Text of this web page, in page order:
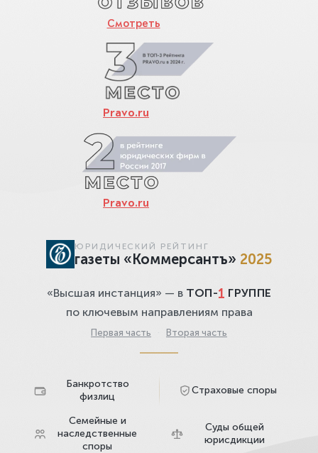
Смотреть
Pravo.ru
Pravo.ru
ЮРИДИЧЕСКИЙ РЕЙТИНГ
газеты «Коммерсантъ» 2025
«Высшая инстанция» — в ТОП-1 ГРУППЕ
по ключевым направлениям права
Первая часть Вторая часть
Банкротство
физлиц
Страховые споры
Семейные и
наследственные
споры
Суды общей
юрисдикции